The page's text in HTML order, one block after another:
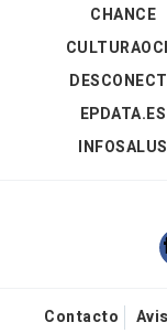
CHANCE
EPDATA.ES
INFOSALUS
Contacto